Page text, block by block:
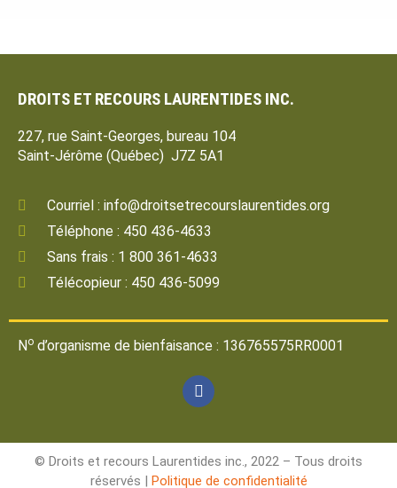
DROITS ET RECOURS LAURENTIDES INC.
227, rue Saint-Georges, bureau 104
Saint-Jérôme (Québec) J7Z 5A1
Courriel : info@droitsetrecourslaurentides.org
Téléphone : 450 436-4633
Sans frais : 1 800 361-4633
Télécopieur : 450 436-5099
N o d’organisme de bienfaisance : 136765575RR0001
© Droits et recours Laurentides inc., 2022 – Tous droits
réservés | Politique de confidentialité